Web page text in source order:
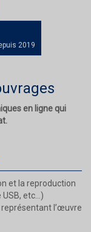
2019
en ligne qui
et la reproduction
etc...)
l’œuvre